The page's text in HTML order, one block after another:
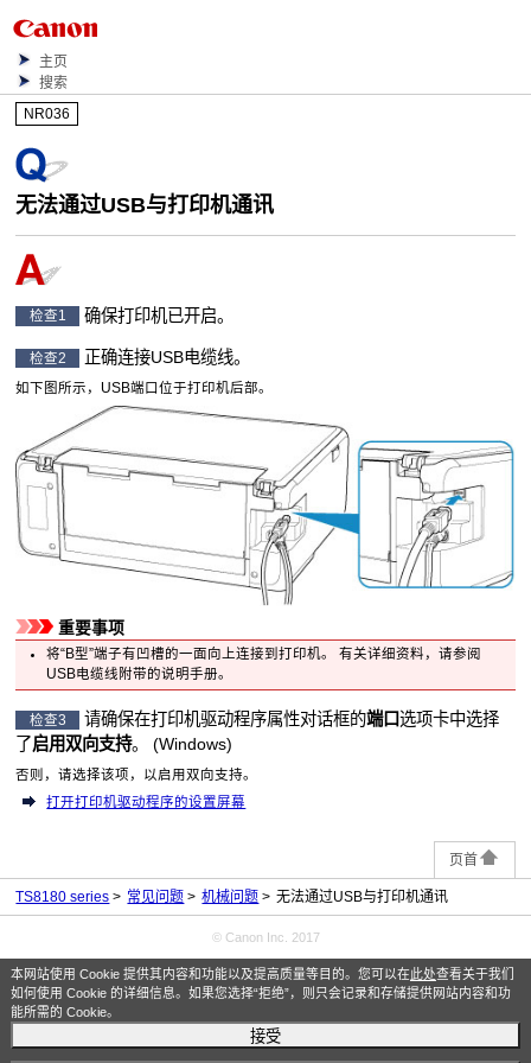
本网站使用 Cookie 提供其内容和功能以及提高质量等目的。您可以在此处查看关于我们
如何使用 Cookie 的详细信息。如果您选择“拒绝”，则只会记录和存储提供网站内容和功
能所需的 Cookie。
接受
主页
搜索
NR036
无法通过USB与打印机通讯
检查1 确保打印机已开启。
检查2 正确连接USB电缆线。
如下图所示， USB端口位于打印机后部。
重要事项
将“B型”端子有凹槽的一面向上连接到打印机。
有关详细资料，请参阅
USB电缆线附带的说明手册。
检查3 请确保在打印机驱动程序属性对话框的端口选项卡中选择
了启用双向支持。 (Windows)
否则，请选择该项，以启用双向支持。
打开打印机驱动程序的设置屏幕
页首
TS8180 series 常见问题 机械问题 无法通过USB与打印机通讯
© Canon Inc. 2017